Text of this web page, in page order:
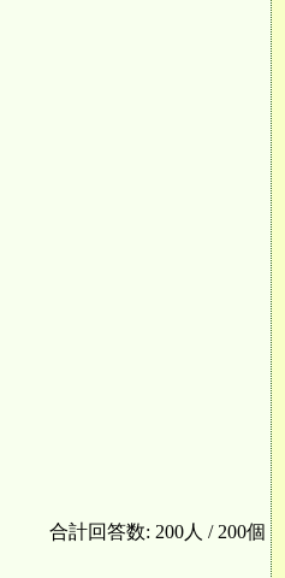
合計回答数: 200人 / 200個